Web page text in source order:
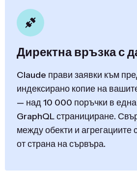
Директна връзка с
Claude прави заявки към
индексирано копие на
— над 10 000 поръчки в една
GraphQL странициране.
между обекти и агрегациите
от страна на сървъра.